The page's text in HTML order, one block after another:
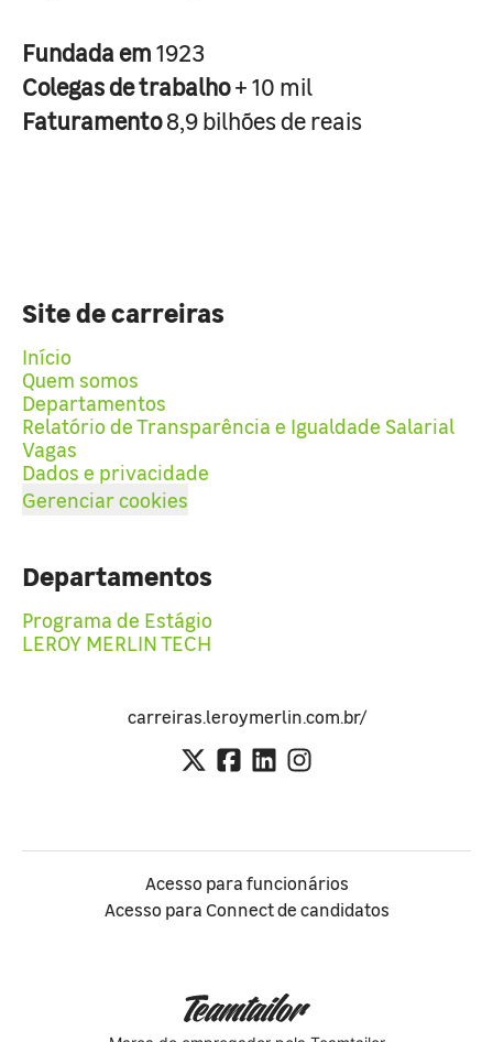
Fundada em1923
Colegas de trabalho+ 10 mil
Faturamento8,9 bilhões de reais
Site de carreiras
Início
Quem somos
Departamentos
Relatório de Transparência e Igualdade Salarial
Vagas
Dados e privacidade
Gerenciar cookies
Departamentos
Programa de Estágio
LEROY MERLIN TECH
carreiras.leroymerlin.com.br/
Acesso para funcionários
Acesso para Connect de candidatos